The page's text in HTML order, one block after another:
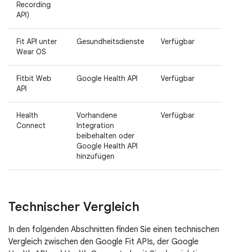
Recording
API)
Fit API unter
Wear OS
Gesundheitsdienste Verfügbar
Fitbit Web
API
Google Health API Verfügbar
Health
Connect
Vorhandene
Integration
beibehalten oder
Google Health API
hinzufügen
Verfügbar
Technischer Vergleich
In den folgenden Abschnitten finden Sie einen technischen
Vergleich zwischen den Google Fit APIs, der Google